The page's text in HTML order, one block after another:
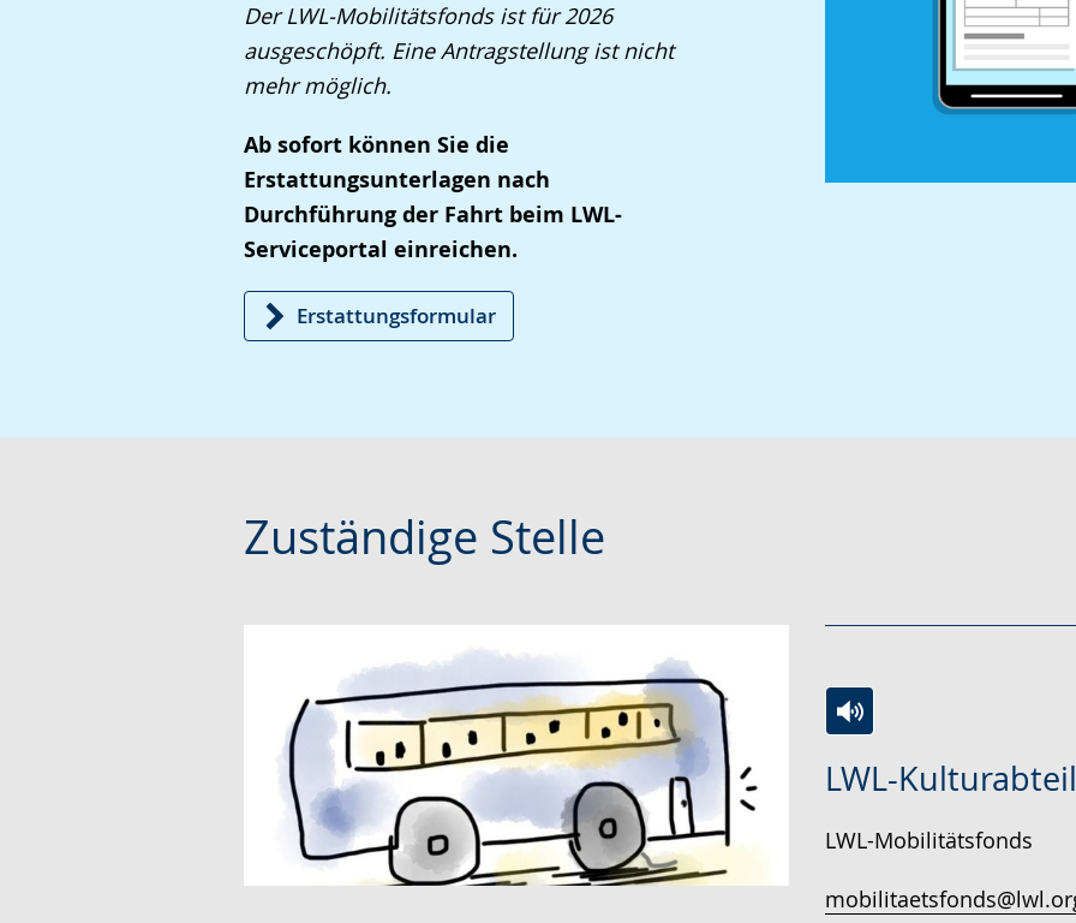
wechseln.
Deutscher
Gebärdensprache
wird
angezeigt.
Der LWL-Mobilitätsfonds ist für 2026
ausgeschöpft. Eine Antragstellung ist nicht
mehr möglich.
Ab sofort können Sie die
Erstattungsunterlagen nach
Durchführung der Fahrt beim LWL-
Serviceportal einreichen.
Erstattungsformular
Zuständige Stelle
LWL-
Leichten
wechseln.
Audio-
Video
Deutscher
Gebärdensprache
LWL-Mobilitätsfonds